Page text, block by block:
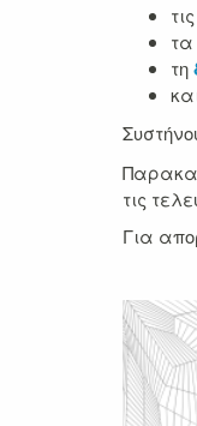
τις
τα
τη
τις
Για